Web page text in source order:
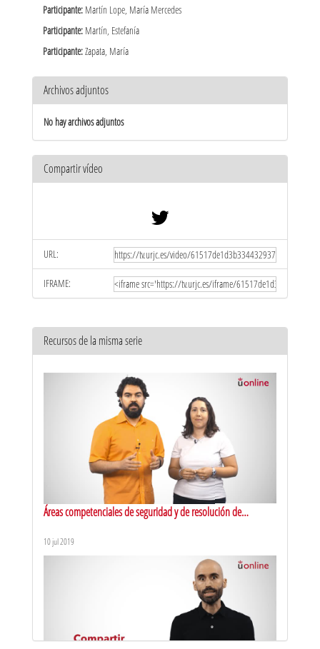
Participante: Martín Lope, María Mercedes
Participante: Martín, Estefanía
Participante:Zapata, María
Archivos adjuntos
No hay archivos adjuntos
Compartir vídeo
URL:
IFRAME:
Recursos de la misma serie
Áreas competenciales de seguridad y de resolución de
10 jul 2019